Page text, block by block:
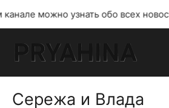
обо всех новостях и акциях!
Сережа и Влада